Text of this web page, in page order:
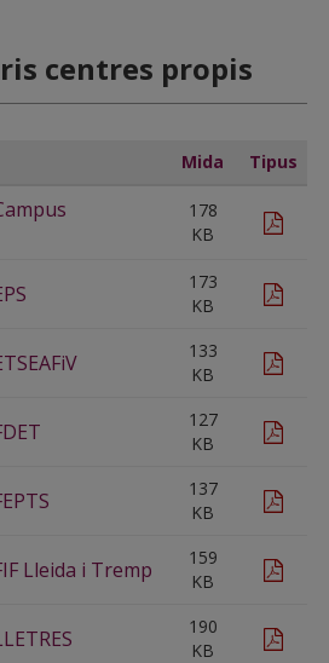
centres propis
Mida Tipus
178
KB
pdf
173
KB
pdf
133
KB
pdf
127
KB
pdf
137
KB
pdf
Lleida i Tremp
159
KB
pdf
190
KB
pdf